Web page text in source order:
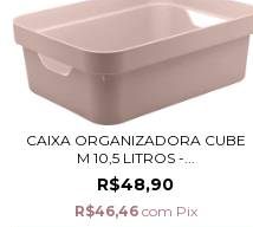
CAIXA ORGANIZADORA CUBE
M 10,5 LITROS -...
R$48,90
R$46,46 com Pix